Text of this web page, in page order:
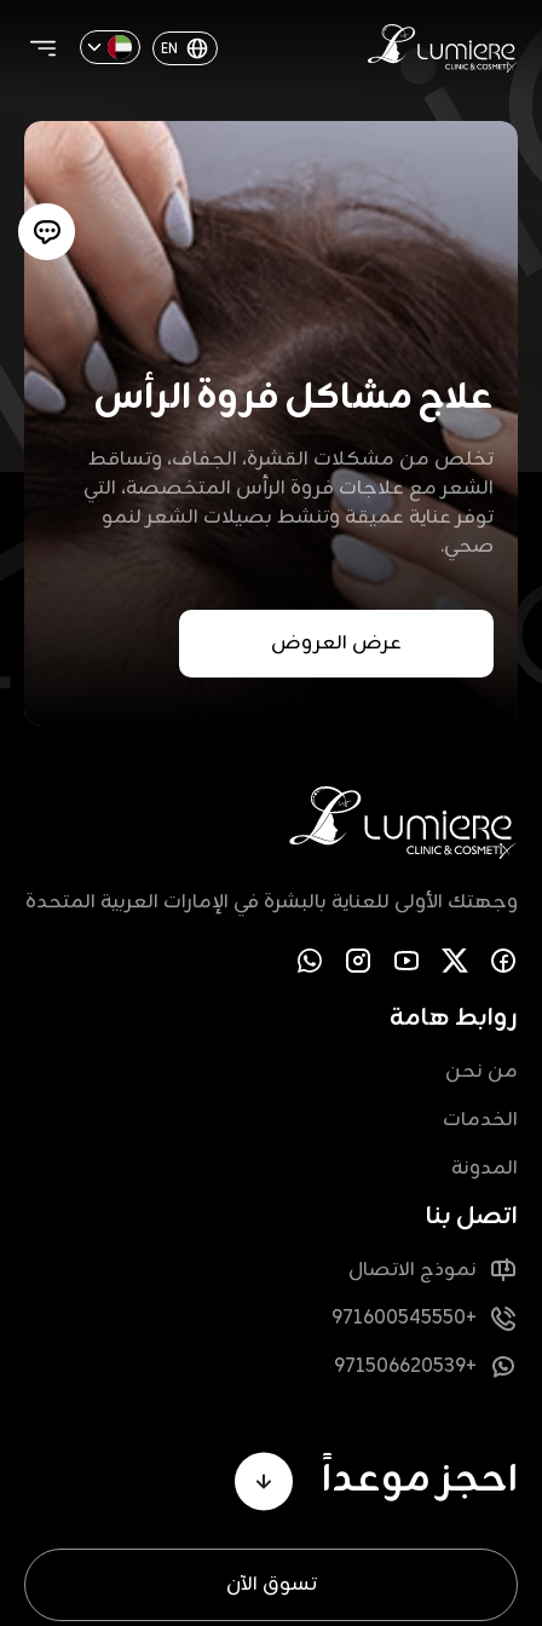
EN
علاج مشاكل فروة الرأس
تخلص من مشكلات القشرة، الجفاف، وتساقط
الشعر مع علاجات فروة الرأس المتخصصة، التي
توفر عناية عميقة وتنشط بصيلات الشعر لنمو
صحي.
عرض العروض
وجهتك الأولى للعناية بالبشرة في الإمارات العربية المتحدة
روابط هامة
من نحن
الخدمات
المدونة
اتصل بنا
نموذج الاتصال
+971600545550
+971506620539
احجز موعداً
تسوق الآن